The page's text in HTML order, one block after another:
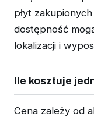
płyt
dostępność
lokalizacji i
Ile kosztuje
Cena zależy od